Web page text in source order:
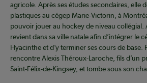
agricole. Après ses études secondaires, elle
plastiques au cégep Marie-Victorin, à
pouvoir jouer au hockey de niveau collégial.
revient dans sa ville natale afin d’intégrer le
Hyacinthe et d’y terminer ses cours de base.
rencontre Alexis Théroux-Laroche, fils d’un
Saint-Félix-de-Kingsey, et tombe sous son